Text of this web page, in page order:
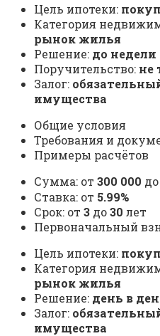
Цель ипотеки:
Категория
рынок жилья
Решение: до недели
Поручительство: не
Залог:
имущества
Общие условия
Требования и
Примеры расчётов
Сумма: от 300 000 до
Ставка: от 5.99%
Срок: от 3 до30 лет
Первоначальный
Цель ипотеки:
Категория
рынок жилья
Решение: день в
Залог:
имущества